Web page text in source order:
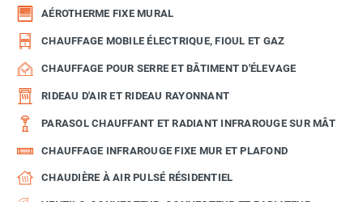
AÉROTHERME FIXE MURAL
CHAUFFAGE MOBILE ÉLECTRIQUE, FIOUL ET GAZ
CHAUFFAGE POUR SERRE ET BÂTIMENT D'ÉLEVAGE
RIDEAU D'AIR ET RIDEAU RAYONNANT
PARASOL CHAUFFANT ET RADIANT INFRAROUGE SUR MÂT
CHAUFFAGE INFRAROUGE FIXE MUR ET PLAFOND
CHAUDIÈRE À AIR PULSÉ RÉSIDENTIEL